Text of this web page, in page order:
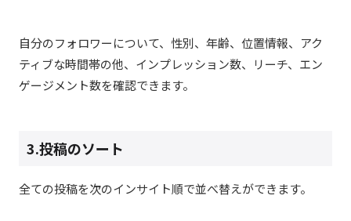
自分のフォロワーについて、性別、年齢、位置情報、アク
ティブな時間帯の他、インプレッション数、リーチ、エン
ゲージメント数を確認できます。
3.投稿のソート
全ての投稿を次のインサイト順で並べ替えができます。